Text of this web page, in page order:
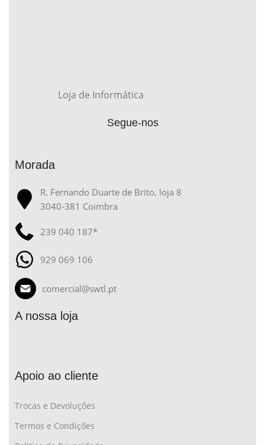
Loja de Informática
Segue-nos
Morada
R. Fernando Duarte de Brito, loja 8
3040-381 Coimbra
239 040 187*
929 069 106
comercial@swtl.pt
A nossa loja
Apoio ao cliente
Trocas e Devoluções
Termos e Condições